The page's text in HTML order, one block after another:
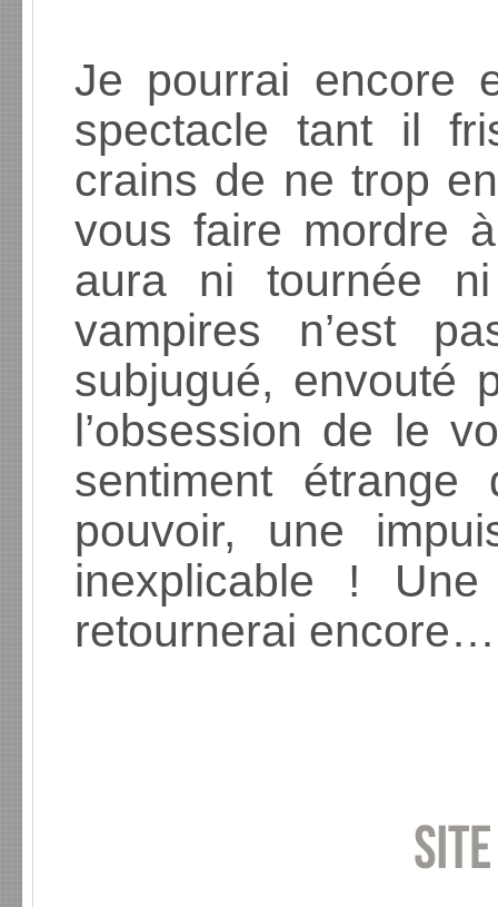
Je pourrai encore
spectacle tant il
crains de ne trop
vous faire mordre
aura ni tournée
vampires n’est
subjugué, envouté
l’obsession de le
sentiment
pouvoir, une
inexplicable !
retournerai encore…